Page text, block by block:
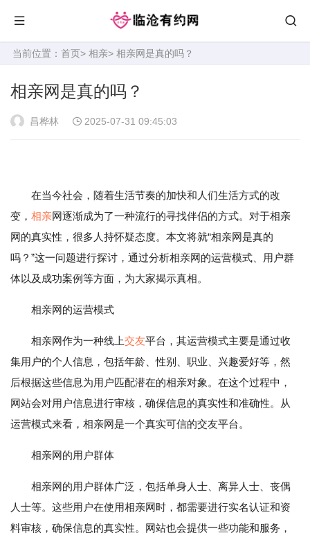
当前位置： 首页> 相亲> 相亲网是真的吗？
相亲网是真的吗？
昌桦林 2025-07-31 09:45:03
在当今社会，随着生活节奏的加快和人们生活方式的改
变， 相亲网逐渐成为了一种流行的寻找伴侣的方式。对于相亲
网的真实性，很多人持怀疑态度。本文将就“相亲网是真的
吗？”这一问题进行探讨，通过分析相亲网的运营模式、用户群
体以及成功案例等方面，为大家揭示真相。
相亲网的运营模式
相亲网作为一种线上交友平台，其运营模式主要是通过收
集用户的个人信息，包括年龄、性别、职业、兴趣爱好等，然
后根据这些信息为用户匹配潜在的相亲对象。在这个过程中，
网站会对用户信息进行审核，确保信息的真实性和准确性。从
运营模式来看，相亲网是一个真实可信的交友平台。
相亲网的用户群体
相亲网的用户群体广泛，包括单身人士、离异人士、丧偶
人士等。这些用户在使用相亲网时，都需要进行实名认证和资
料审核，确保信息的真实性。网站也会提供一些功能和服务，